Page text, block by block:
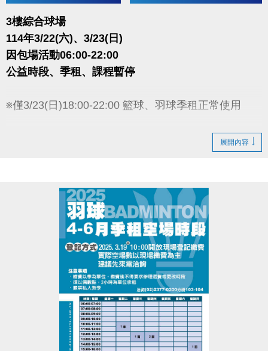
3樓綜合球場
114年3/22(六)、3/23(日)
因包場活動06:00-22:00
公益時段、季租、課程暫停
※僅3/23(日)18:00-22:00 籃球、羽球季租正常使用
展開內容